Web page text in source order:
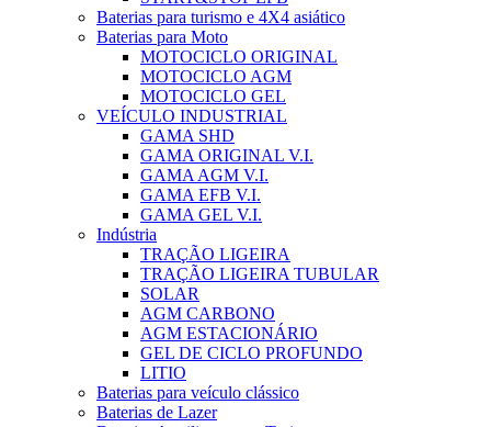
Baterias para turismo e 4X4 asiático
Baterias para Moto
MOTOCICLO ORIGINAL
MOTOCICLO AGM
MOTOCICLO GEL
VEÍCULO INDUSTRIAL
GAMA SHD
GAMA ORIGINAL V.I.
GAMA AGM V.I.
GAMA EFB V.I.
GAMA GEL V.I.
Indústria
TRAÇÃO LIGEIRA
TRAÇÃO LIGEIRA TUBULAR
SOLAR
AGM CARBONO
AGM ESTACIONÁRIO
GEL DE CICLO PROFUNDO
LITIO
Baterias para veículo clássico
Baterias de Lazer